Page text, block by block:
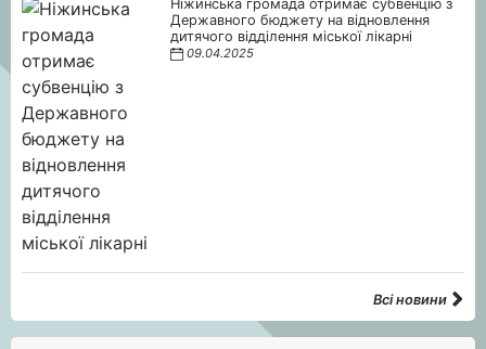
Ніжинська громада отримає субвенцію з
Державного бюджету на відновлення
дитячого відділення міської лікарні
09.04.2025
Всі новини